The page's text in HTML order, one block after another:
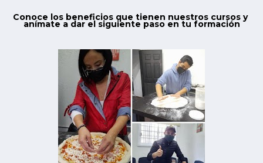
Conoce los beneficios que tienen nuestros cursos y
anímate a dar el siguiente paso en tu formación